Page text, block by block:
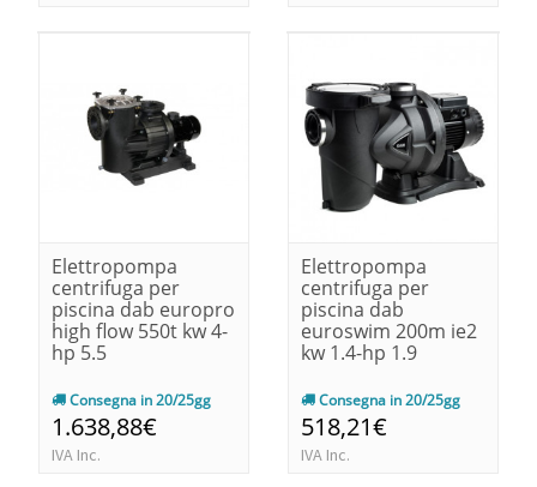
Elettropompa
centrifuga per
piscina dab europro
high flow 550t kw 4-
hp 5.5
Consegna in 20/25gg
1.638,88€
IVA Inc.
Elettropompa
centrifuga per
piscina dab
euroswim 200m ie2
kw 1.4-hp 1.9
Consegna in 20/25gg
518,21€
IVA Inc.